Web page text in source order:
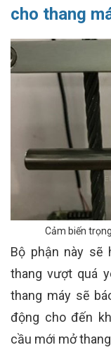
cho thang
Cảm biến
Bộ phận này sẽ
thang vượt quá
thang máy sẽ
động cho đến
cầu mới mở